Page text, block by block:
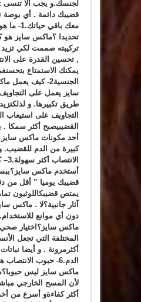
لجنسك.و يجب ألا تنسى
قضيبك دائمة . أي بوصة
معك باقي
تحديدا ؟ماكس سايز
تركيبته صممت لكي
, تحسين القدرة على
يمكنك الاستمتاع
الجنسية2- كيف
سايز يعمل على
طريق تكبيرها. و
التجاويف على استيعاب
القضيبيصبح أكثر سمكا .
أحد مكونات ماكس
كبيرة من الدم للقضيب.
أستخدم ماكس
قضيبك يوميا ” أقل من
ماكس سايز؟اختيار صحي
المختلفة التي تجعل
أكثرمرونة . و أيضا
الدم.6- حبوب
ماكس سايز ليس
لأن المسح الخارجي